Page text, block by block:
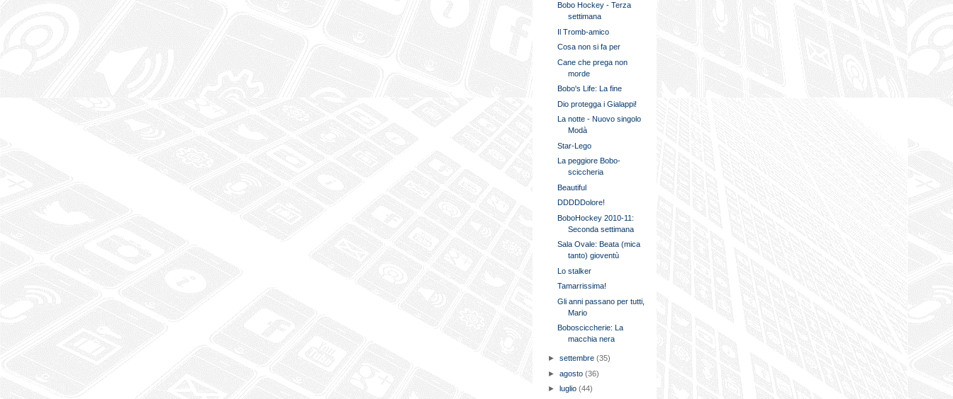
Bobo Hockey - Terza
settimana
Il Tromb-amico
Cosa non si fa per
Cane che prega non
morde
Bobo's Life: La fine
Dio protegga i Gialappi!
La notte - Nuovo singolo
Modà
Star-Lego
La peggiore Bobo-
sciccheria
Beautiful
DDDDDolore!
BoboHockey 2010-11:
Seconda settimana
Sala Ovale: Beata (mica
tanto) gioventù
Lo stalker
Tamarrissima!
Gli anni passano per tutti,
Mario
Bobosciccherie: La
macchia nera
►settembre(35)
►agosto(36)
►
luglio(44)